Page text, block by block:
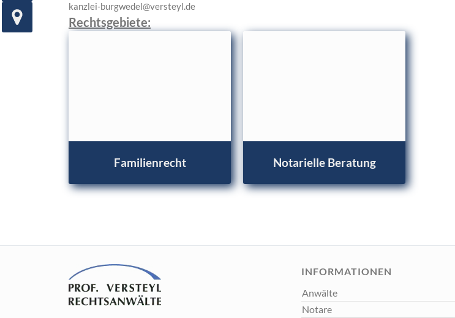
kanzlei-burgwedel@versteyl.de
Rechtsgebiete:
Familienrecht Notarielle Beratung
INFORMATIONEN
Anwälte
Notare